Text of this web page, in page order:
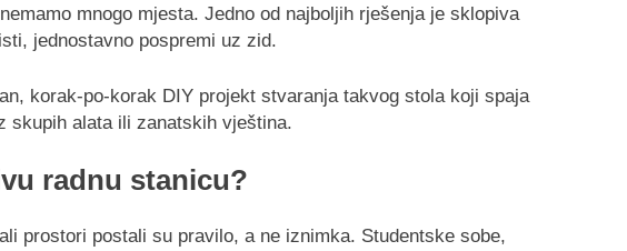
mnogo mjesta. Jedno od najboljih rješenja je sklopiva
jednostavno pospremi uz zid.
korak-po-korak DIY projekt stvaranja takvog stola koji spaja
skupih alata ili zanatskih vještina.
radnu stanicu?
prostori postali su pravilo, a ne iznimka. Studentske sobe,